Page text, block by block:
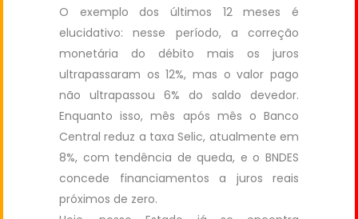
O exemplo dos últimos 12 meses é
elucidativo: nesse período, a correção
monetária do débito mais os juros
ultrapassaram os 12%, mas o valor pago
não ultrapassou 6% do saldo devedor.
Enquanto isso, mês após mês o Banco
Central reduz a taxa Selic, atualmente em
8%, com tendência de queda, e o BNDES
concede financiamentos a juros reais
próximos de zero.